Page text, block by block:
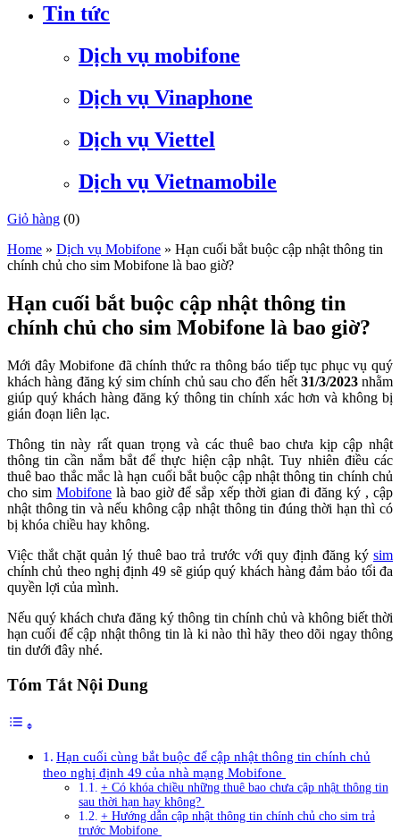
Tin tức
Dịch vụ mobifone
Dịch vụ Vinaphone
Dịch vụ Viettel
Dịch vụ Vietnamobile
Giỏ hàng (0)
Home » Dịch vụ Mobifone » Hạn cuối bắt buộc cập nhật thông tin
chính chủ cho sim Mobifone là bao giờ?
Hạn cuối bắt buộc cập nhật thông tin
chính chủ cho sim Mobifone là bao giờ?
Mới đây Mobifone đã chính thức ra thông báo tiếp tục phục vụ quý
khách hàng đăng ký sim chính chủ sau cho đến hết 31/3/2023nhằm
giúp quý khách hàng đăng ký thông tin chính xác hơn và không bị
gián đoạn liên lạc.
Thông tin này rất quan trọng và các thuê bao chưa kịp cập nhật
thông tin cần nắm bắt để thực hiện cập nhật. Tuy nhiên điều các
thuê bao thắc mắc là hạn cuối bắt buộc cập nhật thông tin chính chủ
cho simMobifone là bao giờ để sắp xếp thời gian đi đăng ký , cập
nhật thông tin và nếu không cập nhật thông tin đúng thời hạn thì có
bị khóa chiều hay không.
Việc thắt chặt quản lý thuê bao trả trước với quy định đăng ký sim
chính chủ theo nghị định 49 sẽ giúp quý khách hàng đảm bảo tối đa
quyền lợi của mình.
Nếu quý khách chưa đăng ký thông tin chính chủ và không biết thời
hạn cuối để cập nhật thông tin là ki nào thì hãy theo dõi ngay thông
tin dưới đây nhé.
Tóm Tắt Nội Dung
Hạn cuối cùng bắt buộc để cập nhật thông tin chính chủ
theo nghị định 49 của nhà mạng Mobifone
+ Có khóa chiều những thuê bao chưa cập nhật thông tin
sau thời hạn hay không?
+ Hướng dẫn cập nhật thông tin chính chủ cho sim trả
trước Mobifone